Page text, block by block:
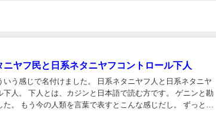
ヤフ民と日系ネタニヤフコントロール下人
した。 日系ネタニヤフ人と日系ネタニヤ
人。 下人とは、カジンと日本語で読む方です。 ゲニンと勘
ずっと、